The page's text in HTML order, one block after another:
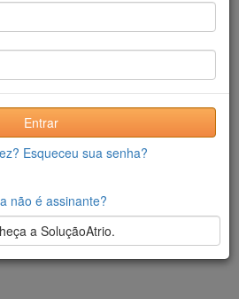
por inatividade ou login não
Entrar
Esqueceu sua senha?
não é assinante?
a SoluçãoAtrio.